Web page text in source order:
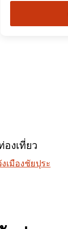
งเที่ยว
เมืองชัยปุระ